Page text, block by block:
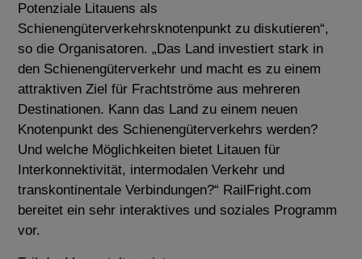
Potenziale Litauens als
Schienengüterverkehrsknotenpunkt zu diskutieren“,
so die Organisatoren. „Das Land investiert stark in
den Schienengüterverkehr und macht es zu einem
attraktiven Ziel für Frachtströme aus mehreren
Destinationen. Kann das Land zu einem neuen
Knotenpunkt des Schienengüterverkehrs werden?
Und welche Möglichkeiten bietet Litauen für
Interkonnektivität, intermodalen Verkehr und
transkontinentale Verbindungen?“ RailFright.com
bereitet ein sehr interaktives und soziales Programm
vor.